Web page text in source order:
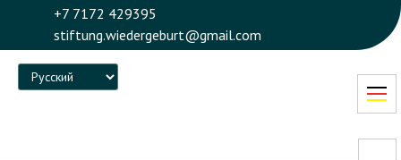
+7 7172 429395
stiftung.wiedergeburt@gmail.com
Language